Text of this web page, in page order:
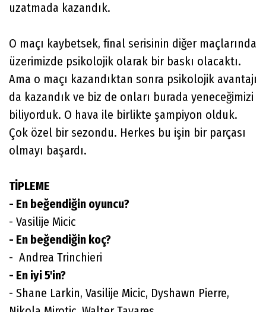
uzatmada kazandık.
O maçı kaybetsek, final serisinin diğer maçlarında
üzerimizde psikolojik olarak bir baskı olacaktı.
Ama o maçı kazandıktan sonra psikolojik avantajı
da kazandık ve biz de onları burada yeneceğimizi
biliyorduk. O hava ile birlikte şampiyon olduk.
Çok özel bir sezondu. Herkes bu işin bir parçası
olmayı başardı.
TİPLEME
- En beğendiğin oyuncu?
- Vasilije Micic
- En beğendiğin koç?
- Andrea Trinchieri
- En iyi 5'in?
- Shane Larkin, Vasilije Micic, Dyshawn Pierre,